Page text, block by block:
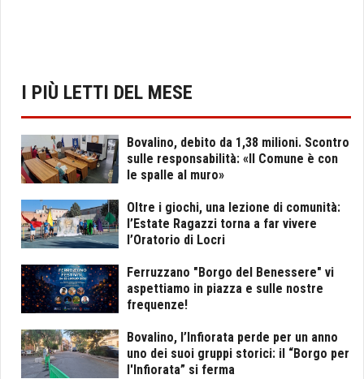
I PIÙ LETTI DEL MESE
Bovalino, debito da 1,38 milioni. Scontro
sulle responsabilità: «Il Comune è con
le spalle al muro»
Oltre i giochi, una lezione di comunità:
l’Estate Ragazzi torna a far vivere
l’Oratorio di Locri
Ferruzzano "Borgo del Benessere" vi
aspettiamo in piazza e sulle nostre
frequenze!
Bovalino, l’Infiorata perde per un anno
uno dei suoi gruppi storici: il “Borgo per
l'Infiorata” si ferma